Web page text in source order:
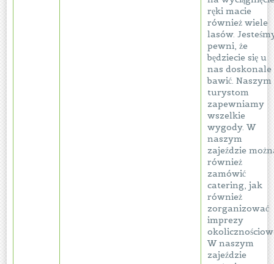
ręki macie
również wiele
lasów.
pewni, że
będziecie się u
nas doskonale
bawić. Naszym
turystom
zapewniamy
wszelkie
wygody. W
naszym
zajeździe
również
zamówić
catering, jak
również
zorganizować
imprezy
W naszym
zajeździe